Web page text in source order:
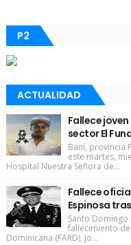
P2
ACTUALIDAD
Fallece
sector El
Baní, provincia
este martes,
Hospital Nuestra Señora de...
Fallece
Espinosa
Santo Domingo
fallecimiento
Dominicana (FARD), Jo...